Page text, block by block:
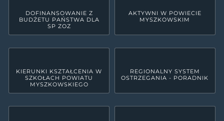
DOFINANSOWANIE Z
BUDŻETU PAŃSTWA DLA
SP ZOZ
AKTYWNI W POWIECIE
MYSZKOWSKIM
KIERUNKI KSZTAŁCENIA W
SZKOŁACH POWIATU
MYSZKOWSKIEGO
REGIONALNY SYSTEM
OSTRZEGANIA - PORADNIK